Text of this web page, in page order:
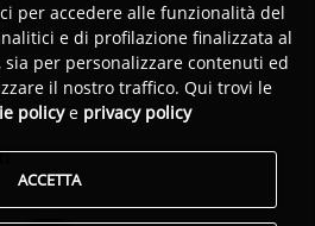
per accedere alle funzionalità del
e di profilazione finalizzata al
per personalizzare contenuti ed
il nostro traffico. Qui trovi le
policye privacy policy
ACCETTA